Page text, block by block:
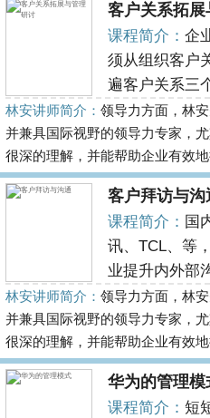
客户关系拓
课程简介：企
须从组织客户
遍客户关系三
林安讲师简介： 领导力方面，林
并兼具国际视野的领导力专家，
很深的理解，并能帮助企业有效
客户拜访与沟
课程简介： 国
讯、TCL、等
业提升内外部
林安讲师简介： 领导力方面，林
并兼具国际视野的领导力专家，
很深的理解，并能帮助企业有效
华为的管理模
课程简介：短